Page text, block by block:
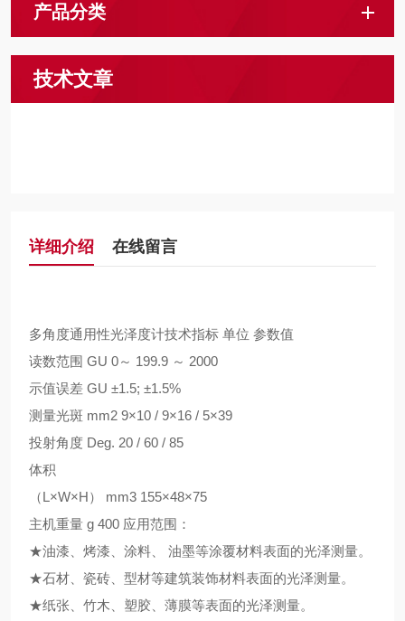
产品分类
技术文章
详细介绍 在线留言
多角度通用性光泽度计技术指标 单位 参数值
读数范围 GU 0～ 199.9 ～ 2000
示值误差 GU ±1.5; ±1.5%
测量光斑 mm2 9×10 / 9×16 / 5×39
投射角度 Deg. 20 / 60 / 85
体积
（L×W×H） mm3 155×48×75
主机重量 g 400 应用范围：
★油漆、烤漆、涂料、 油墨等涂覆材料表面的光泽测量。
★石材、瓷砖、型材等建筑装饰材料表面的光泽测量。
★纸张、竹木、塑胶、薄膜等表面的光泽测量。